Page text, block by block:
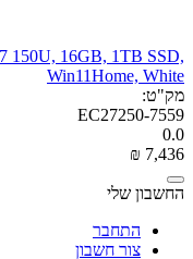
150U, 16GB, 1TB SSD,
Win11Home, White
מק"ט:
EC27250-7559
0.0
₪ 7,436
החשבון שלי
התחבר
צור חשבון